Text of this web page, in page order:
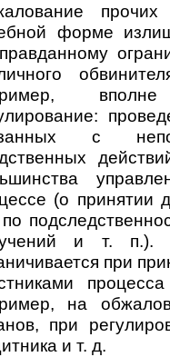
форме
с
(о принятии
и т. п.).
при
на
при
и т. д.